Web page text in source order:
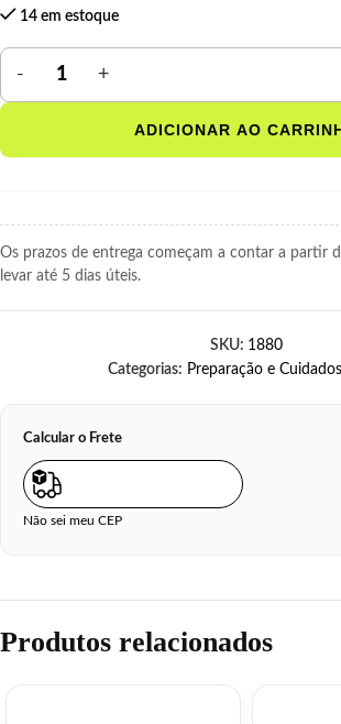
14 em estoque
ADICIONAR AO
Os prazos de entrega começam a contar a partir
levar até 5 dias úteis.
SKU: 1880
Categorias: Preparação e Cuidados
Calcular o Frete
Não sei meu CEP
Produtos relacionados